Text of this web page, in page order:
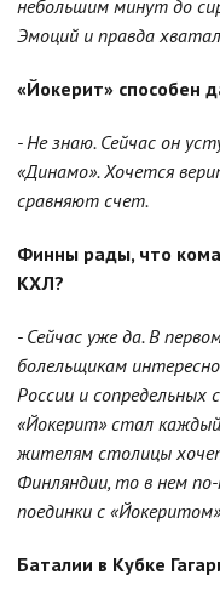
небольшим минут до
Эмоций и правда
«Йокерит» способен
- Не знаю. Сейчас он
«Динамо». Хочется
сравняют счет.
Финны рады, что
КХЛ?
- Сейчас уже да. В
болельщикам
России и
«Йокерит» стал
жителям столицы
Финляндии, то в нем
поединки с
Баталии в Кубке